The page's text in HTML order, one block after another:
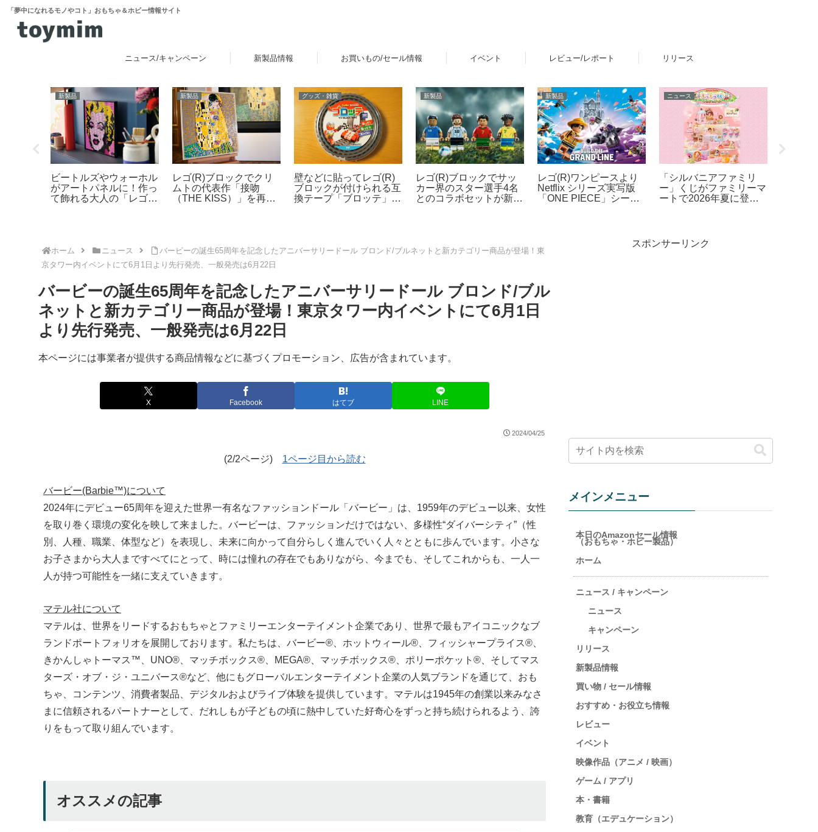
「夢中になれるモノやコト」おもちゃ＆ホビー情報サイト
ニュース/キャンペーン 新製品情報 お買いもの/セール情報 イベント レビュー/レポート リリース
新製品
ビートルズやウォーホル
がアートパネルに！作っ
て飾れる大人の「レゴ
新製品
レゴ(R)ブロックでクリ
ムトの代表作「接吻
（THE KISS）」を再
グッズ・雑貨
壁などに貼ってレゴ(R)
ブロックが付けられる互
換テープ「ブロッテ」レ
新製品
レゴ(R)ブロックでサッ
カー界のスター選手4名
とのコラボセットが新登
新製品
レゴ(R)ワンピースより
Netflix シリーズ実写版
「ONE PIECE」シーズ
ニュース
「シルバニアファミリ
ー」くじがファミリーマ
ートで2026年夏に登
27日発売開始
ホーム ニュース
バービーの誕生65周年を記念したアニバーサリードール ブロンド/ブルネットと新カテゴリー商品が登場！東
京タワー内イベントにて6月1日より先行発売、一般発売は6月22日
バービーの誕生65周年を記念したアニバーサリードール ブロンド/ブル
ネットと新カテゴリー商品が登場！東京タワー内イベントにて6月1日
より先行発売、一般発売は6月22日
本ページには事業者が提供する商品情報などに基づくプロモーション、広告が含まれています。
X Facebook はてブ LINE
2024/04/25
(2/2ページ) 1ページ目から読む
バービー(Barbie™)について
2024年にデビュー65周年を迎えた世界一有名なファッションドール「バービー」は、1959年のデビュー以来、女性
を取り巻く環境の変化を映して来ました。バービーは、ファッションだけではない、多様性“ダイバーシティ”（性
別、人種、職業、体型など）を表現し、未来に向かって自分らしく進んでいく人々とともに歩んでいます。小さな
お子さまから大人まですべてにとって、時には憧れの存在でもありながら、今までも、そしてこれからも、一人一
人が持つ可能性を一緒に支えていきます。
マテル社について
マテルは、世界をリードするおもちゃとファミリーエンターテイメント企業であり、世界で最もアイコニックなブ
ランドポートフォリオを展開しております。私たちは、バービー®、ホットウィール®、フィッシャープライス®、
きかんしゃトーマス™、UNO®、マッチボックス®、MEGA®、マッチボックス®、ポリーポケット®、そしてマス
ターズ・オブ・ジ・ユニバース®など、他にもグローバルエンターテイメント企業の人気ブランドを通じて、おも
ちゃ、コンテンツ、消費者製品、デジタルおよびライブ体験を提供しています。マテルは1945年の創業以来みなさ
まに信頼されるパートナーとして、だれしもが子どもの頃に熱中していた好奇心をずっと持ち続けられるよう、誇
りをもって取り組んでいます。
オススメの記事
スポンサーリンク
メインメニュー
本日のAmazonセール情報
（おもちゃ・ホビー製品）
ホーム
ニュース / キャンペーン
ニュース
キャンペーン
リリース
新製品情報
買い物 / セール情報
おすすめ・お役立ち情報
レビュー
イベント
映像作品（アニメ / 映画）
ゲーム / アプリ
本・書籍
教育（エデュケーション）